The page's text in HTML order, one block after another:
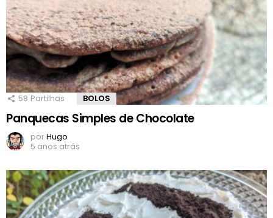
58 Partilhas BOLOS
Panquecas Simples de Chocolate
porHugo
5 anos atrás